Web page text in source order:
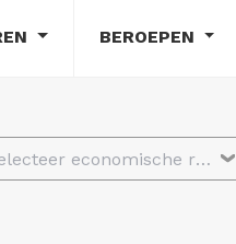
BEROEPEN
Selecteer economische regio